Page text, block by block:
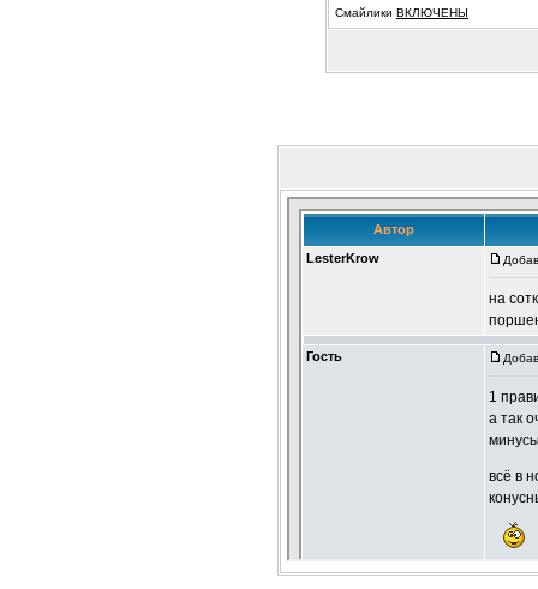
Смайлики ВКЛЮЧЕНЫ